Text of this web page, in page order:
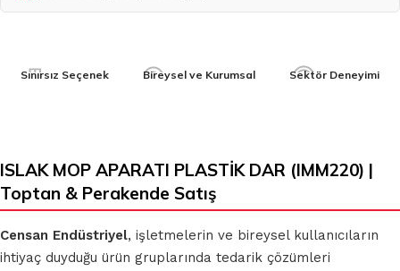
Sınırsız Seçenek Bireysel ve Kurumsal Sektör Deneyimi
ISLAK MOP APARATI PLASTİK DAR (IMM220) |
Toptan & Perakende Satış
Censan Endüstriyel, işletmelerin ve bireysel kullanıcıların
ihtiyaç duyduğu ürün gruplarında tedarik çözümleri